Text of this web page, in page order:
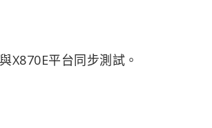
X870E平台同步測試。